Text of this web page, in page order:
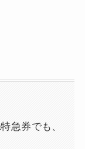
急券でも、